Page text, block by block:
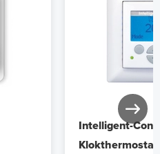
Intelligent-